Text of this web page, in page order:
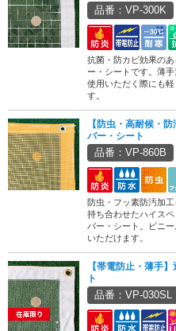
品番：VP-300K
抗菌・防カビ効果の
ー・シートです。薄
使用いただく際にも
す。
【防虫・高耐候・
バー・シート
品番：VP-860B
防虫・フッ素防汚加
持ち合わせたハイス
バー・シート。ビニ
いただけます。
【帯電防止・薄手
ト
品番：VP-030SL